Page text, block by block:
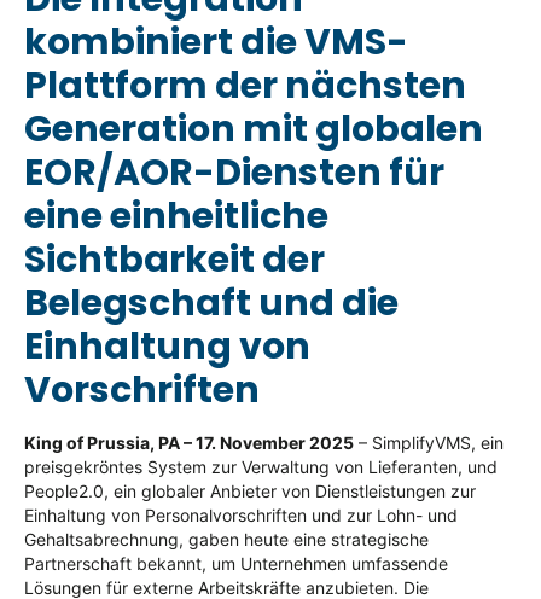
kombiniert die VMS-
Plattform der nächsten
Generation mit globalen
EOR/AOR-Diensten für
eine einheitliche
Sichtbarkeit der
Belegschaft und die
Einhaltung von
Vorschriften
King of Prussia, PA – 17. November 2025 – SimplifyVMS, ein
preisgekröntes System zur Verwaltung von Lieferanten, und
People2.0, ein globaler Anbieter von Dienstleistungen zur
Einhaltung von Personalvorschriften und zur Lohn- und
Gehaltsabrechnung, gaben heute eine strategische
Partnerschaft bekannt, um Unternehmen umfassende
Lösungen für externe Arbeitskräfte anzubieten. Die